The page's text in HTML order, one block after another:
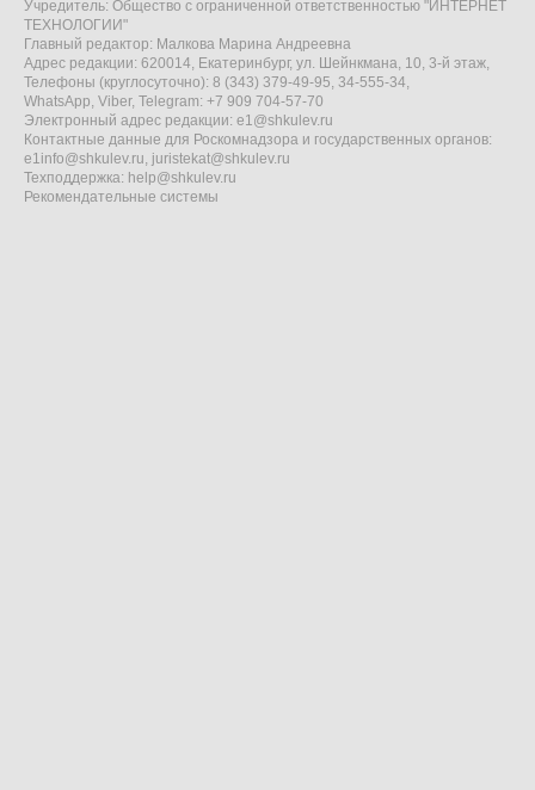
Учредитель: Общество с ограниченной ответственностью "ИНТЕРНЕТ
ТЕХНОЛОГИИ"
Главный редактор: Малкова Марина Андреевна
Адрес редакции: 620014, Екатеринбург, ул. Шейнкмана, 10, 3-й этаж,
Телефоны (круглосуточно): 8 (343) 379-49-95, 34-555-34,
WhatsApp, Viber, Telegram: +7 909 704-57-70
Электронный адрес редакции: e1@shkulev.ru
Контактные данные для Роскомнадзора и государственных органов:
e1info@shkulev.ru, juristekat@shkulev.ru
Техподдержка: help@shkulev.ru
Рекомендательные системы